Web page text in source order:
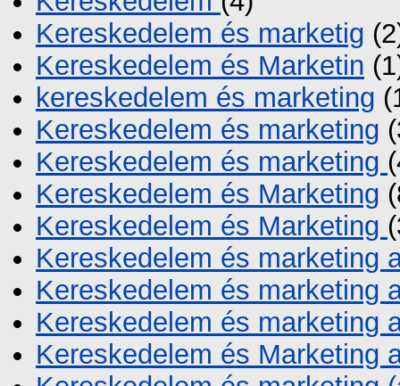
Kereskedelem és marketig
Kereskedelem és Marketin
kereskedelem és marketing
Kereskedelem és marketing
Kereskedelem és marketing
Kereskedelem és Marketing
Kereskedelem és Marketing
Kereskedelem és marketing
Kereskedelem és marketing
Kereskedelem és marketing
Kereskedelem és Marketing